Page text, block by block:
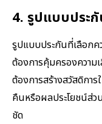
4. รูปแบบประ
รูปแบบประกันที่เลือกค
ต้องการคุ้มครองความ
ต้องการสร้างสวัสดิกา
คืนหรือผลประโยชน์ส่ว
ชัด